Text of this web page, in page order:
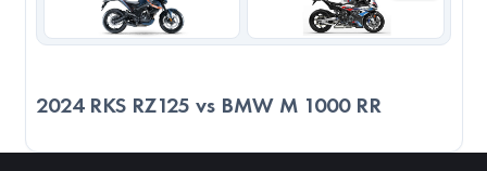
2024 RKS RZ125 vs BMW M 1000 RR